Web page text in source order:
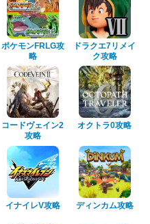
ポケモンFRLG攻
略
ドラクエ7リメイ
ク攻略
コードヴェイン2
攻略
オクトラ0攻略
イナイレV攻略 ディンカム攻略